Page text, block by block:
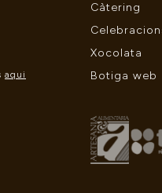
aqui
Càtering
Xocolata
Botiga web